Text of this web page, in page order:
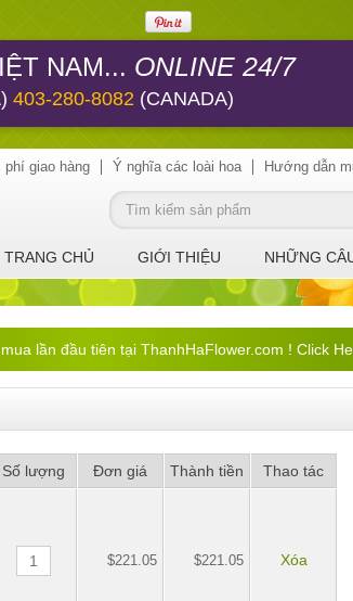
NAM... ONLINE 24/7
403-280-8082 (CANADA)
giao hàng Ý nghĩa các loài hoa Hướng dẫn
TRANG CHỦ GIỚI THIỆU NHỮNG
lần đầu tiên tại ThanhHaFlower.com ! Click
Số lượng Đơn giá Thành tiền Thao tác
$221.05 $221.05 Xóa